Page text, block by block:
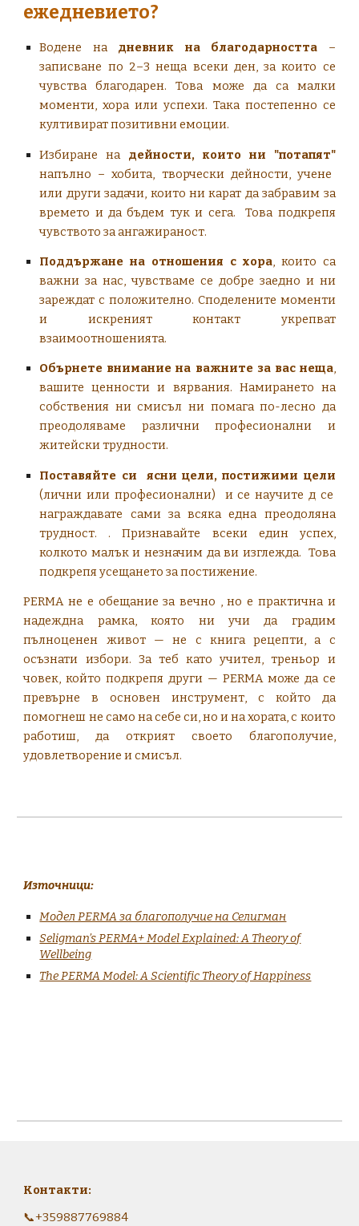
ежедневието?
Водене на дневник на благодарността –
записване по 2–3 неща всеки ден, за които се
чувства благодарен. Това може да са малки
моменти, хора или успехи. Така постепенно се
култивират позитивни емоции.
Избиране на дейности, които ни "потапят"
напълно – хобита, творчески дейности, учене
или други задачи, които ни карат да забравим за
времето и да бъдем тук и сега. Това подкрепя
чувството за ангажираност.
Поддържане на отношения с хора, които са
важни за нас, чувстваме се добре заедно и ни
зареждат с положително. Споделените моменти
и искреният контакт укрепват
взаимоотношенията.
Обърнете внимание на важните за вас неща,
вашите ценности и вярвания. Намирането на
собствения ни смисъл ни помага по-лесно да
преодоляваме различни професионални и
житейски трудности.
Поставяйте си ясни цели, постижими цели
(лични или професионални) и се научите д се
награждавате сами за всяка една преодоляна
трудност. . Признавайте всеки един успех,
колкото малък и незначим да ви изглежда. Това
подкрепя усещането за постижение.
PERMA не е обещание за вечно , но е практична и
надеждна рамка, която ни учи да градим
пълноценен живот — не с книга рецепти, а с
осъзнати избори. За теб като учител, треньор и
човек, който подкрепя други — PERMA може да се
превърне в основен инструмент, с който да
помогнеш не само на себе си, но и на хората, с които
работиш, да открият своето благополучие,
удовлетворение и смисъл.
Източници:
Модел PERMA за благополучие на Селигман
Seligman’s PERMA+ Model Explained: A Theory of
Wellbeing
The PERMA Model: A Scientific Theory of Happiness
Контакти:
📞+359887769884